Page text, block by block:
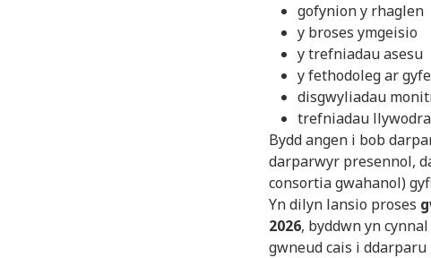
gofynion y rhaglen
y broses ymgeisio
y trefniadau asesu
y fethodoleg ar
disgwyliadau
trefniadau
Bydd angen i bob
darparwyr presennol,
consortia gwahanol)
Yn dilyn lansio proses
2026, byddwn yn
gwneud cais i